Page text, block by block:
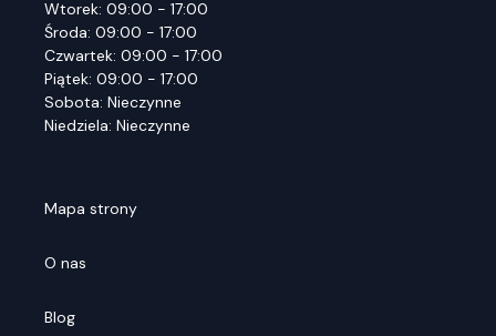
Wtorek: 09:00 - 17:00
Środa: 09:00 - 17:00
Czwartek: 09:00 - 17:00
Piątek: 09:00 - 17:00
Sobota: Nieczynne
Niedziela: Nieczynne
Mapa strony
O nas
Blog